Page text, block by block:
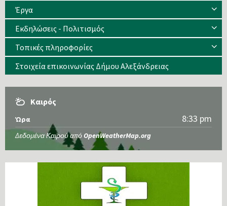
Έργα
Εκδηλώσεις - Πολιτισμός
Τοπικές πληροφορίες
Στοιχεία επικοινωνίας Δήμου Αλεξάνδρειας
Καιρός
Ώρα 8:33 pm
Δεδομένα Καιρού από OpenWeatherMap.org